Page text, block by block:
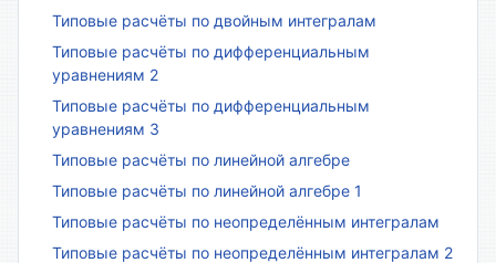
Типовые расчёты по двойным интегралам
Типовые расчёты по дифференциальным
уравнениям 2
Типовые расчёты по дифференциальным
уравнениям 3
Типовые расчёты по линейной алгебре
Типовые расчёты по линейной алгебре 1
Типовые расчёты по неопределённым интегралам
Типовые расчёты по неопределённым интегралам 2